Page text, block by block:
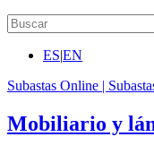
ES|EN
Subastas Online |
Mobiliario y